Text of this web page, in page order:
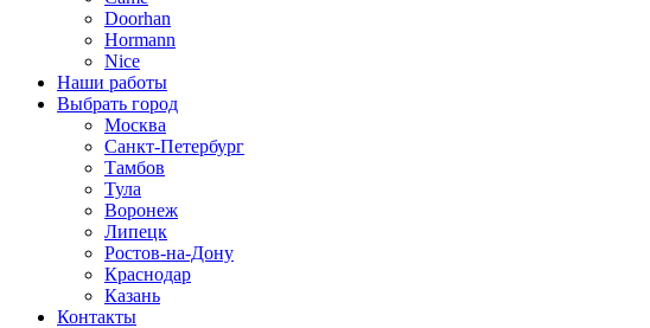
Doorhan
Hormann
Nice
Наши работы
Выбрать город
Москва
Санкт-Петербург
Тамбов
Тула
Воронеж
Липецк
Ростов-на-Дону
Краснодар
Казань
Контакты